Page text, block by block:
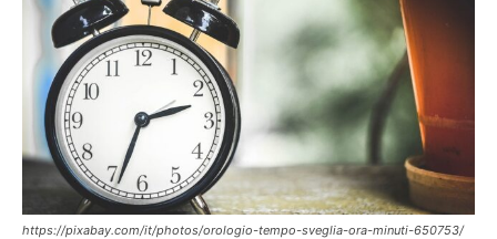
https://pixabay.com/it/photos/orologio-tempo-sveglia-ora-minuti-650753/